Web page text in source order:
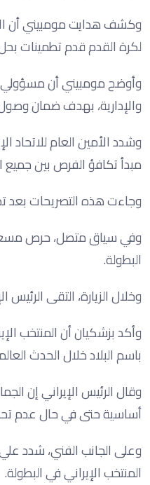
وكشف هدايت مومبيني أن
لكرة القدم قدم تطمينات بحل
وأوضح مومبيني أن مسؤولي
والإدارية، بهدف ضمان
وشدد الأمين العام للاتحاد
مبدأ تكافؤ الفرص بين جميع
وجاءت هذه التصريحات بعد
وفي سياق متصل، حرص مسعود
البطولة.
وخلال الزيارة، التقى
وأكد بزشكيان أن المنتخب
باسم البلاد خلال الحدث
وقال الرئيس الإيراني إن
أساسية حتى في حال عدم
وعلى الجانب الفني، شدد
المنتخب الإيراني في البطولة.